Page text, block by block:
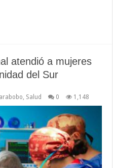
atendió a mujeres
del Sur
Salud 0 1,148